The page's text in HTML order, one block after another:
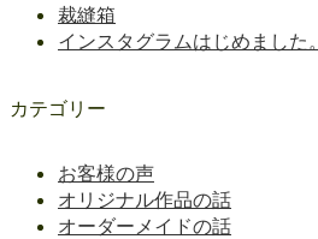
裁縫箱
インスタグラムはじめました。
カテゴリー
お客様の声
オリジナル作品の話
オーダーメイドの話